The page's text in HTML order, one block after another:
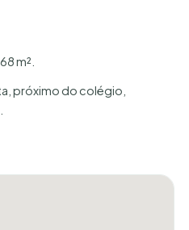
m².
próximo do colégio,